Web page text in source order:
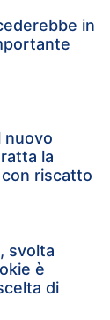
in
nuovo
la
riscatto
svolta
è
di